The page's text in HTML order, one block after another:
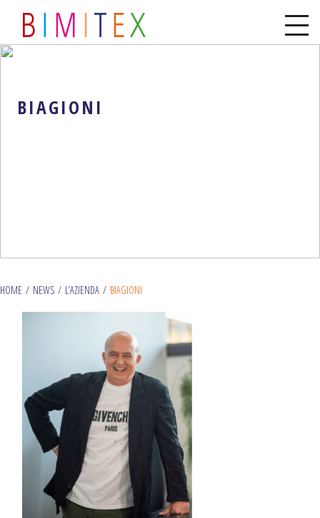
BIAGIONI
HOME / NEWS / L’AZIENDA / BIAGIONI